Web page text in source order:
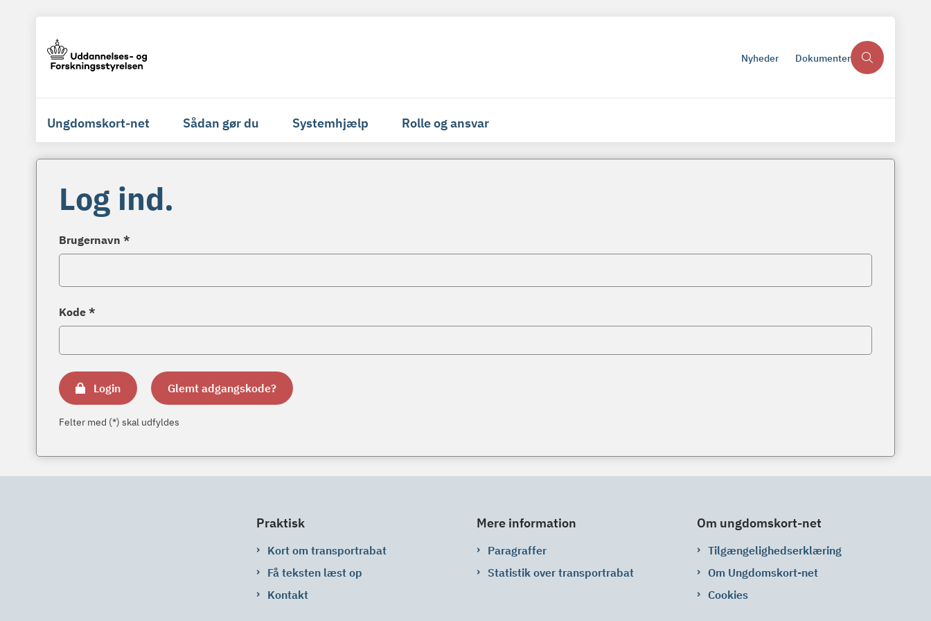
Nyheder Dokumenter
Ungdomskort-net Sådan gør du Systemhjælp Rolle og ansvar
Log ind.
Brugernavn *
Kode *
Login Glemt adgangskode?
Felter med (*) skal udfyldes
Praktisk
Kort om transportrabat
Få teksten læst op
Kontakt
Mere information
Paragraffer
Statistik over transportrabat
Om ungdomskort-net
Tilgængelighedserklæring
Om Ungdomskort-net
Cookies